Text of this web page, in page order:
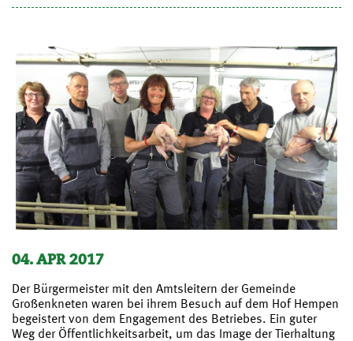
04. APR 2017
Der Bürgermeister mit den Amtsleitern der Gemeinde
Großenkneten waren bei ihrem Besuch auf dem Hof Hempen
begeistert von dem Engagement des Betriebes. Ein guter
Weg der Öffentlichkeitsarbeit, um das Image der Tierhaltung